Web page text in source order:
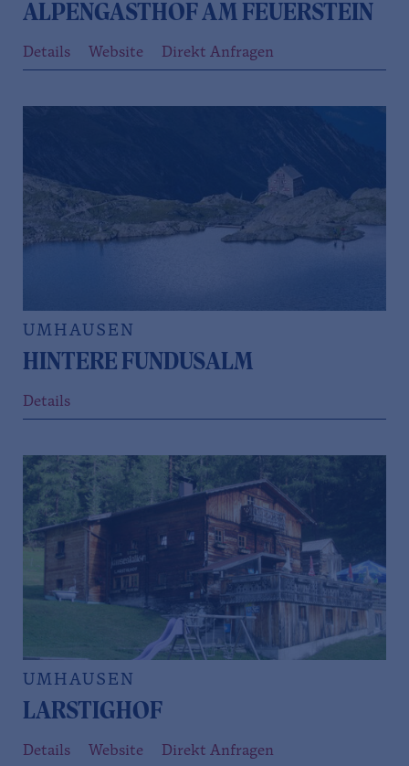
ALPENGASTHOF AM FEUERSTEIN
Details Website Direkt Anfragen
UMHAUSEN
HINTERE FUNDUSALM
Details
UMHAUSEN
LARSTIGHOF
Details Website Direkt Anfragen